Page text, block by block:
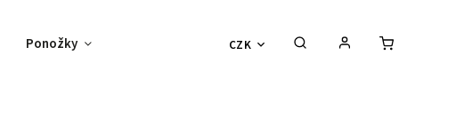
CZK
Ponožky Vouchery Sexy outlet